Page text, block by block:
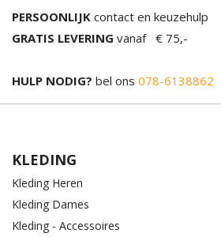
PERSOONLIJK contact en keuzehulp
GRATIS LEVERING vanaf € 75,-
HULP NODIG? bel ons 078-6138862
KLEDING
Kleding Heren
Kleding Dames
Kleding - Accessoires